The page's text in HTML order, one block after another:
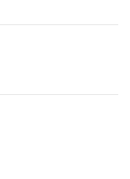
ができる。休
トラブルが発
ある。ただそ
度で恒常的に